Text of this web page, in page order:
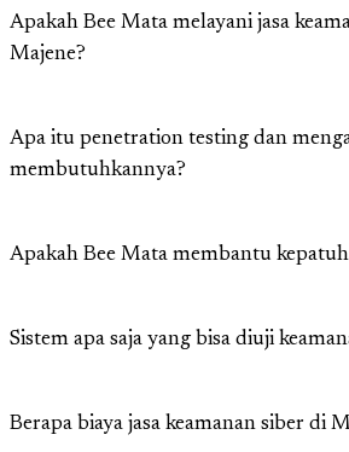
Apakah Bee Mata melayani jasa
Majene?
Apa itu penetration testing dan
membutuhkannya?
Apakah Bee Mata membantu
Sistem apa saja yang bisa diuji
Berapa biaya jasa keamanan siber di